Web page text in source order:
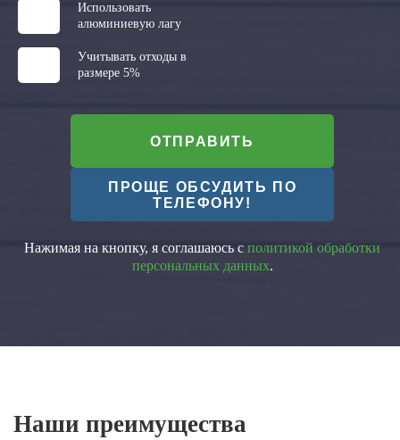
Использовать
алюминиевую лагу
Учитывать отходы в
размере 5%
ОТПРАВИТЬ
ПРОЩЕ ОБСУДИТЬ ПО
ТЕЛЕФОНУ!
Нажимая на кнопку, я соглашаюсь с политикой обработки
персональных данных.
Наши преимущества